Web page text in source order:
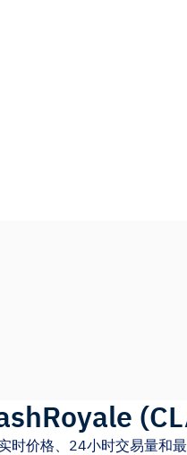
(
时价格、24小时交易量和最